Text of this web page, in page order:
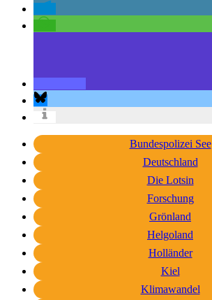
Bundespolizei See
Deutschland
Die Lotsin
Forschung
Grönland
Helgoland
Holländer
Kiel
Klimawandel